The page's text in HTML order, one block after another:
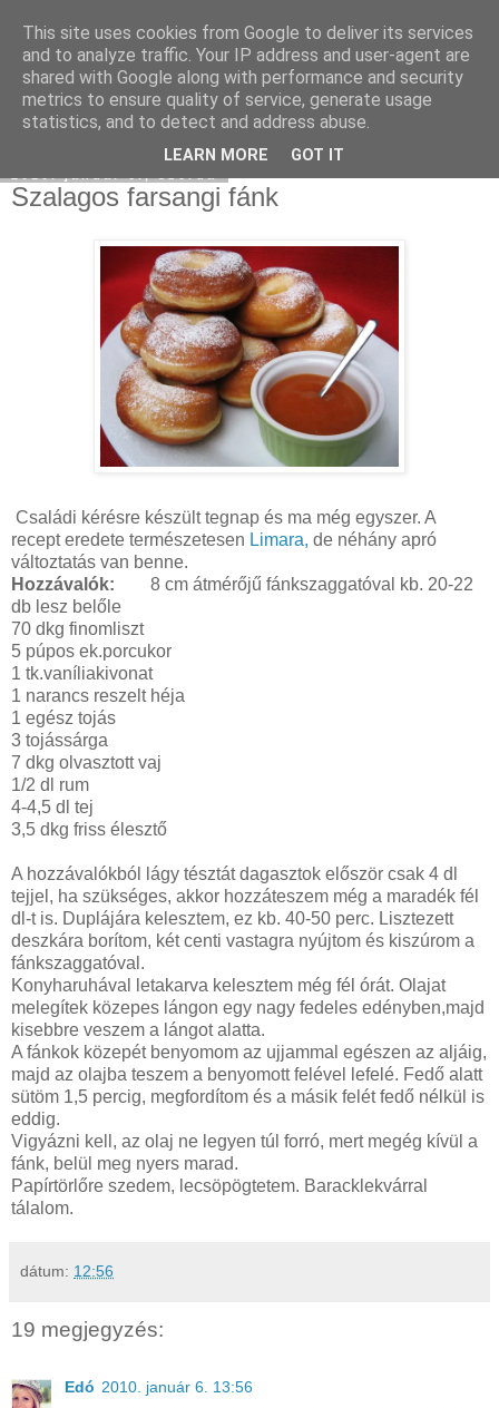
Moha Konyha
Szalagos farsangi fánk
Családi kérésre készült tegnap és ma még egyszer. A
recept eredete természetesen Limara, de néhány apró
változtatás van benne.
Hozzávalók:
8 cm átmérőjű fánkszaggatóval kb. 20-22
db lesz belőle
70 dkg finomliszt
5 púpos ek.porcukor
1 tk.vaníliakivonat
1 narancs reszelt héja
1 egész tojás
3 tojássárga
7 dkg olvasztott vaj
1/2 dl rum
4-4,5 dl tej
3,5 dkg friss élesztő
A hozzávalókból lágy tésztát dagasztok először csak 4 dl
tejjel, ha szükséges, akkor hozzáteszem még a maradék fél
dl-t is. Duplájára kelesztem, ez kb. 40-50 perc. Lisztezett
deszkára borítom, két centi vastagra nyújtom és kiszúrom a
fánkszaggatóval.
Konyharuhával letakarva kelesztem még fél órát. Olajat
melegítek közepes lángon egy nagy fedeles edényben,majd
kisebbre veszem a lángot alatta.
A fánkok közepét benyomom az ujjammal egészen az aljáig,
majd az olajba teszem a benyomott felével lefelé. Fedő alatt
sütöm 1,5 percig, megfordítom és a másik felét fedő nélkül is
eddig.
Vigyázni kell, az olaj ne legyen túl forró, mert megég kívül a
fánk, belül meg nyers marad.
Papírtörlőre szedem, lecsöpögtetem. Baracklekvárral
tálalom.
dátum: 12:56
19 megjegyzés:
Edó 2010. január 6. 13:56
This site uses cookies from Google to deliver its services
and to analyze traffic. Your IP address and user-agent are
shared with Google along with performance and security
metrics to ensure quality of service, generate usage
statistics, and to detect and address abuse.
LEARN MORE GOT IT